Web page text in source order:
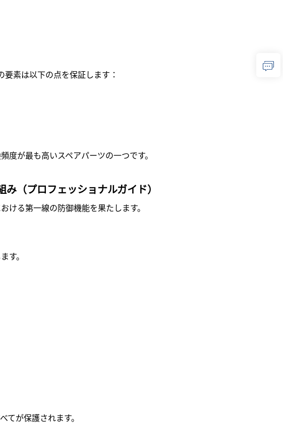
要素は以下の点を保証します：
度が最も高いスペアパーツの一つです。
（プロフェッショナルガイド）
ける第一線の防御機能を果たします。
す。
てが保護されます。